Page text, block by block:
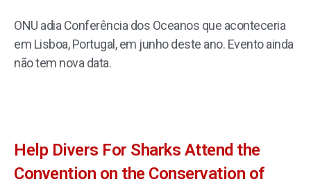
ONU adia Conferência dos Oceanos que aconteceria
em Lisboa, Portugal, em junho deste ano. Evento ainda
não tem nova data.
Help Divers For Sharks Attend the
Convention on the Conservation of